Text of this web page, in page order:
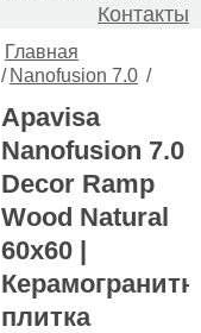
Контакты
Главная
/ Nanofusion 7.0 /
Apavisa
Nanofusion 7.0
Decor Ramp
Wood Natural
60x60 |
плитка